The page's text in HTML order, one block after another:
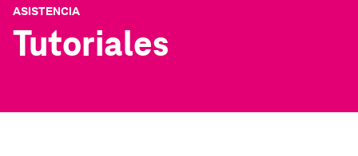
ASISTENCIA
Tutoriales